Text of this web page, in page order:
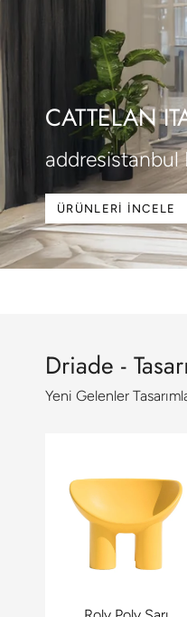
CATTELAN
addresistanbul
ÜRÜNLERI İNCELE
Driade -
Yeni Gelenler